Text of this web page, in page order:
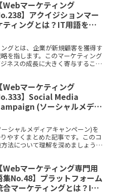
【Webマーケティング
】アクイジションマー
ティングとは？IT用語をサ
グとは、企業が新規顧客を獲得す
を指します。このマーケティング
ネスの成長に大きく寄与すること
【Webマーケティング
】Social Media
(ソーシャルメディ
サクッと解説
シャルメディアキャンペーン)を
やすくまとめた記事です。このコ
法について理解を深めましょう。
【Webマーケティング専門用
集No.48】プラットフォーム
合マーケティングとは？IT